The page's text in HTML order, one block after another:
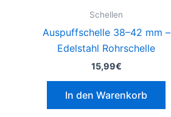
Schellen
Auspuffschelle 38–42 mm –
Edelstahl Rohrschelle
15,99€
In den Warenkorb